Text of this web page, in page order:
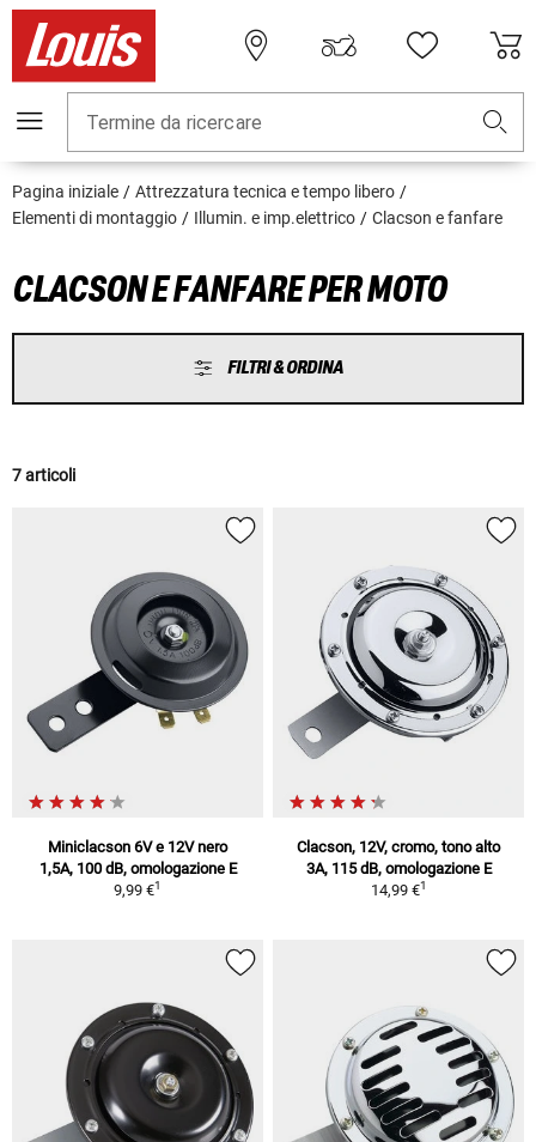
Termine da ricercare
Pagina iniziale
Attrezzatura tecnica e tempo libero
Elementi di montaggio
Illumin. e imp.elettrico Clacson e fanfare
CLACSON E FANFARE PER MOTO
FILTRI & ORDINA
7 articoli
Miniclacson 6V e 12V nero
1,5A, 100 dB, omologazione E
9,99 €1
Clacson, 12V, cromo, tono alto
3A, 115 dB, omologazione E
14,99 €1